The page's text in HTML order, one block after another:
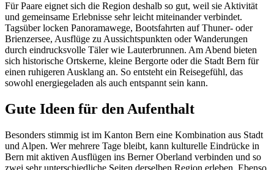
Für Paare eignet sich die Region deshalb so gut, weil sie Aktivität
und gemeinsame Erlebnisse sehr leicht miteinander verbindet.
Tagsüber locken Panoramawege, Bootsfahrten auf Thuner- oder
Brienzersee, Ausflüge zu Aussichtspunkten oder Wanderungen
durch eindrucksvolle Täler wie Lauterbrunnen. Am Abend bieten
sich historische Ortskerne, kleine Bergorte oder die Stadt Bern für
einen ruhigeren Ausklang an. So entsteht ein Reisegefühl, das
sowohl energiegeladen als auch entspannt sein kann.
Gute Ideen für den Aufenthalt
Besonders stimmig ist im Kanton Bern eine Kombination aus Stadt
und Alpen. Wer mehrere Tage bleibt, kann kulturelle Eindrücke in
Bern mit aktiven Ausflügen ins Berner Oberland verbinden und so
zwei sehr unterschiedliche Seiten derselben Region erleben. Ebenso